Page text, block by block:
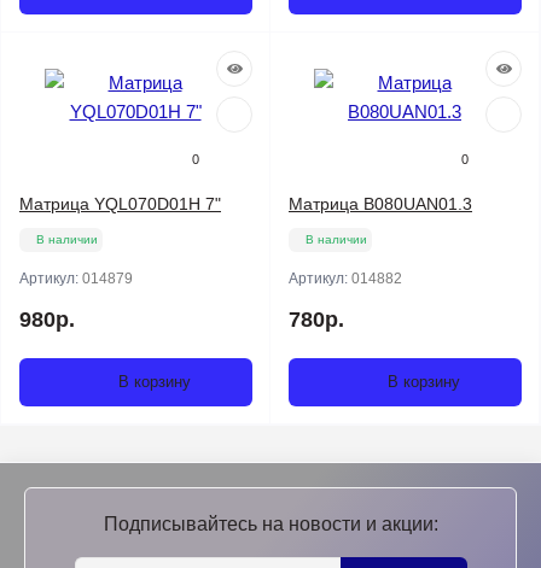
0
Матрица YQL070D01H 7"
В наличии
Артикул: 014879
980р.
В корзину
0
Матрица B080UAN01.3
В наличии
Артикул: 014882
780р.
В корзину
Подписывайтесь на новости и акции: